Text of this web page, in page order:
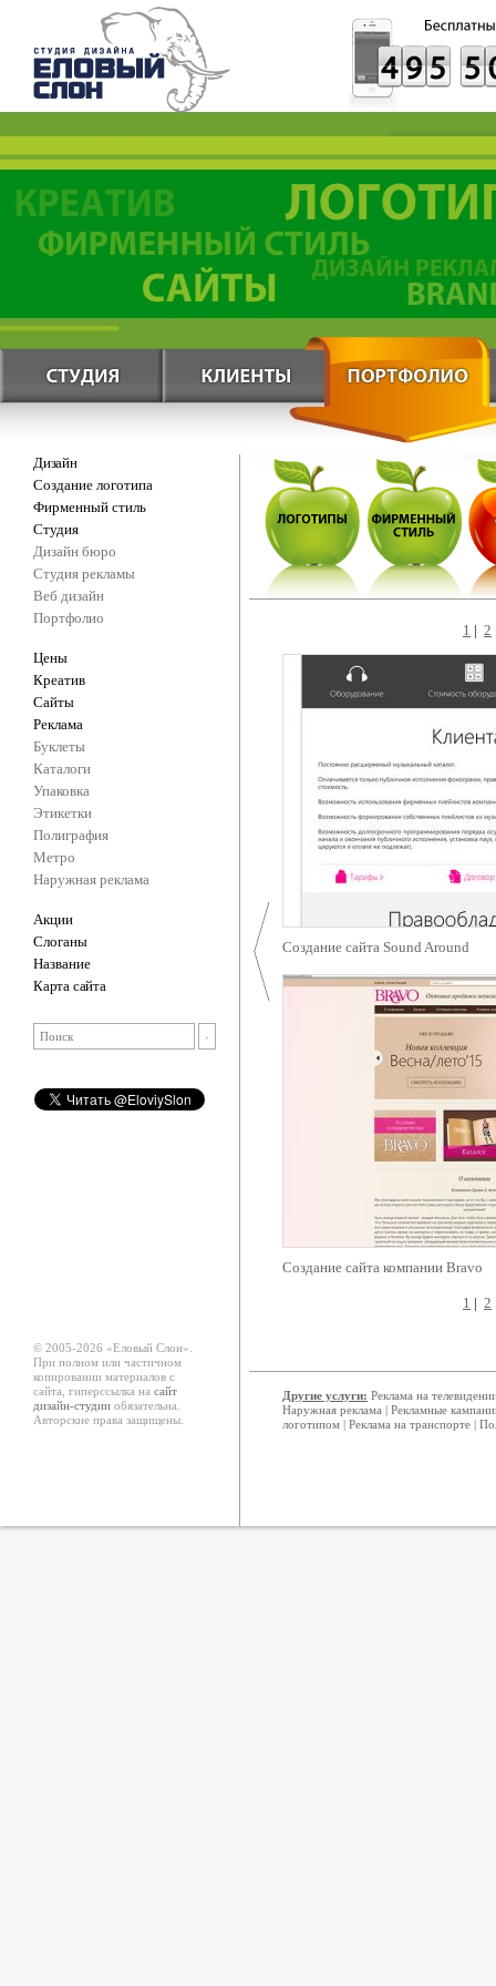
Дизайн
Создание логотипа
Фирменный стиль
Студия
Дизайн бюро
Студия рекламы
Веб дизайн
Портфолио
Цены
Креатив
Сайты
Реклама
Буклеты
Каталоги
Упаковка
Этикетки
Полиграфия
Метро
Наружная реклама
Акции
Слоганы
Название
Карта сайта
1 | 2
Создание сайта Sound Around
Создание сайта компании Bravo
1 | 2
© 2005-2026 «Еловый Cлон».
При полном или частичном
копировании материалов с
сайта, гиперссылка на сайт
дизайн-студии обязательна.
Авторские права защищены.
Другие услуги: Реклама на
Наружная реклама | Рекламные
логотипом | Реклама на транспорте |